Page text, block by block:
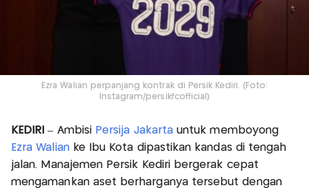
Ezra Walian perpanjang kontrak di Persik Kediri. (Foto:
Instagram/persikfcofficial)
KEDIRI– Ambisi Persija Jakartauntuk memboyong
Ezra Walian ke Ibu Kota dipastikan kandas di tengah
jalan. Manajemen Persik Kediri bergerak cepat
mengamankan aset berharganya tersebut dengan